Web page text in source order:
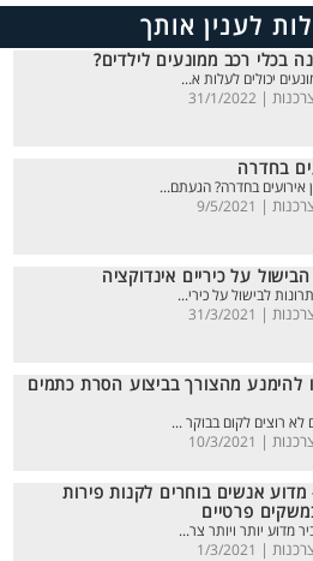
לענין אותך
בכלי רכב ממונעים לילדים?
יכולים לעלות א...
|
31/1/2022
בחדרה
אירועים בחדרה? הגעתם...
|
9/5/2021
הבישול על כיריים אינדוקציה
לבישול על כירי...
|
31/3/2021
להימנע מהצורך בביצוע הסרת כתמים
לא רוצים לקום בבוקר ...
|
10/3/2021
מדוע אנשים בוחרים לקנות פירות
פרטיים
מדוע יותר ויותר צר...
|
1/3/2021